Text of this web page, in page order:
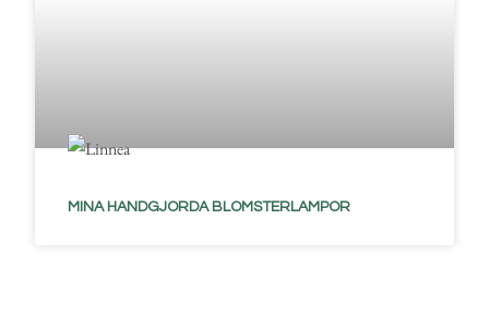
MINA HANDGJORDA BLOMSTERLAMPOR